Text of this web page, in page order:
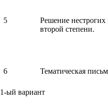
5
Решение нестрогих
второй степени.
6 Тематическая
1-ый вариант